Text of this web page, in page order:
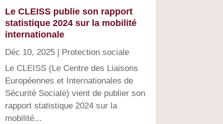
Le CLEISS publie son rapport
statistique 2024 sur la mobilité
internationale
Déc 10, 2025| Protection sociale
Le CLEISS (Le Centre des Liaisons
Européennes et Internationales de
Sécurité Sociale) vient de publier son
rapport statistique 2024 sur la
mobilité...